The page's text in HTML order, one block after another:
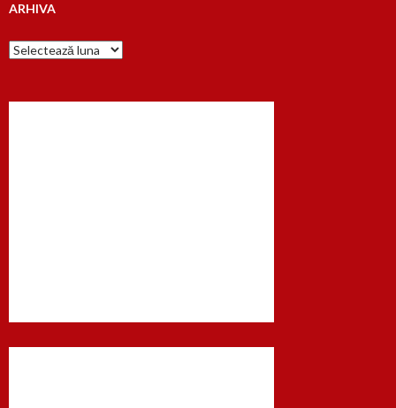
ARHIVA
Arhiva